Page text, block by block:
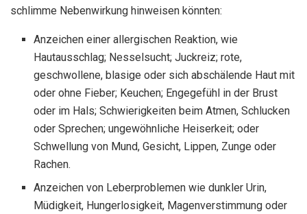
schlimme Nebenwirkung hinweisen könnten:
Anzeichen einer allergischen Reaktion, wie
Hautausschlag; Nesselsucht; Juckreiz; rote,
geschwollene, blasige oder sich abschälende Haut mit
oder ohne Fieber; Keuchen; Engegefühl in der Brust
oder im Hals; Schwierigkeiten beim Atmen, Schlucken
oder Sprechen; ungewöhnliche Heiserkeit; oder
Schwellung von Mund, Gesicht, Lippen, Zunge oder
Rachen.
Anzeichen von Leberproblemen wie dunkler Urin,
Müdigkeit, Hungerlosigkeit, Magenverstimmung oder